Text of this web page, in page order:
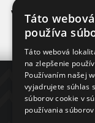
Vysoká životnosť.
Adresa:
Táto
používa
Táto webová
na zlepšenie
Používaním našej
vyjadrujete súhlas
súborov cookie v
používania